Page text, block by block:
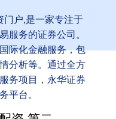
门户,是一家专注于
服务的证券公司。
际化金融服务，包
分析等。通过全方
务项目，永华证券
平台。